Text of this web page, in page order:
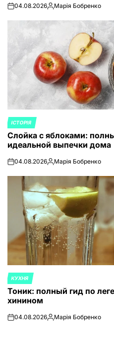
on04.08.2026Запись
Марія Бобренко
ОПУБЛИКОВАНО
В
ІСТОРІЯ
Слойка с яблоками:
идеальной выпечки дома
on04.08.2026Запись
Марія Бобренко
ОПУБЛИКОВАНО
В
КУХНЯ
Тоник: полный гид по
хинином
on04.08.2026Запись
Марія Бобренко